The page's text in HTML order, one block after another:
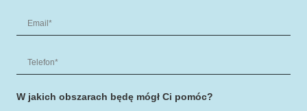
W jakich obszarach będę mógł Ci pomóc?